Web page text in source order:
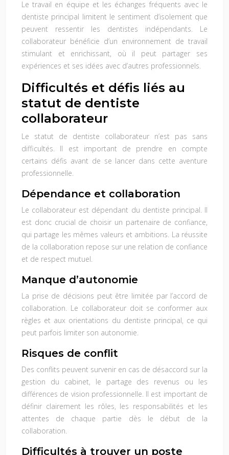
Le travail en équipe et les échanges fréquents avec le
dentiste principal limitent le sentiment d’isolement que
peuvent ressentir les dentistes indépendants. Le
collaborateur bénéficie d’un environnement de travail
stimulant et enrichissant, où il peut partager ses
expériences et ses idées avec d’autres professionnels.
Difficultés et défis liés au
statut de dentiste
collaborateur
Le statut de dentiste collaborateur n’est pas sans
difficultés. Il est important de prendre en compte
certains défis avant de se lancer dans cette aventure
professionnelle.
Dépendance et collaboration
Le collaborateur est dépendant du dentiste principal. Il
est donc crucial de choisir un partenaire de confiance,
qui partage les mêmes valeurs et ambitions. La réussite
de la collaboration repose sur une relation de confiance
et de respect mutuel.
Manque d’autonomie
La prise de décisions peut être limitée par l’accord de
collaboration. Le collaborateur doit se conformer aux
règles et aux orientations du dentiste principal, ce qui
peut parfois limiter son autonomie.
Risques de conflit
Des conflits peuvent survenir en cas de désaccord sur la
gestion du cabinet, le partage des revenus ou les
différences de vision professionnelle. Il est important de
définir clairement les rôles, les responsabilités et les
attentes de chaque partie dès le début de la
collaboration.
Difficultés à trouver un poste